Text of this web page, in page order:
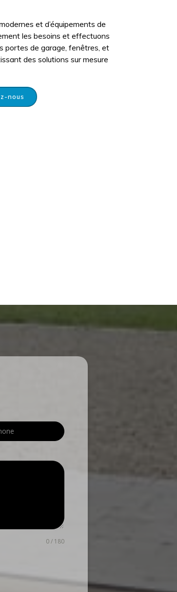
et d’équipements de
les besoins et effectuons
portes de garage, fenêtres, et
des solutions sur mesure
nous
0 / 180